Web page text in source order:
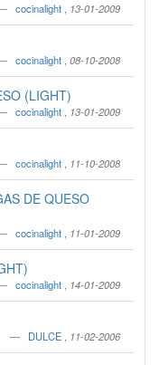
cocinalight 13-01-2009
cocinalight 08-10-2008
(LIGHT)
cocinalight 13-01-2009
cocinalight 11-10-2008
DE QUESO
cocinalight 11-01-2009
cocinalight 14-01-2009
DULCE 11-02-2006